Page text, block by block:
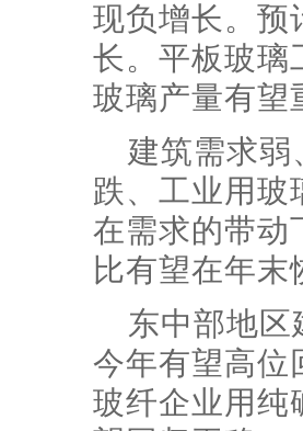
现负增长。预
长。平板玻璃
玻璃产量有望
建筑需求弱
跌、工业用玻
在需求的带动
比有望在年末
东中部地
今年有望高位
玻纤企业用纯